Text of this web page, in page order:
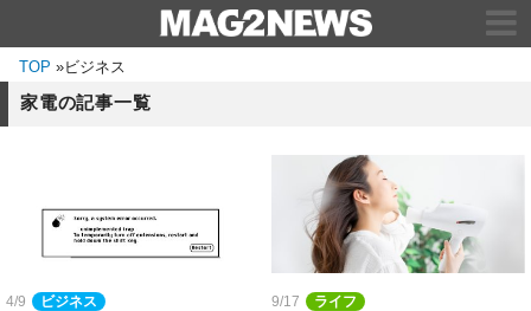
TOP »ビジネス
家電の記事一覧
4/9 ビジネス 9/17 ライフ